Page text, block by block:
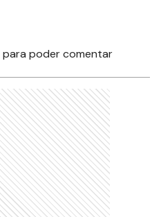
para poder comentar